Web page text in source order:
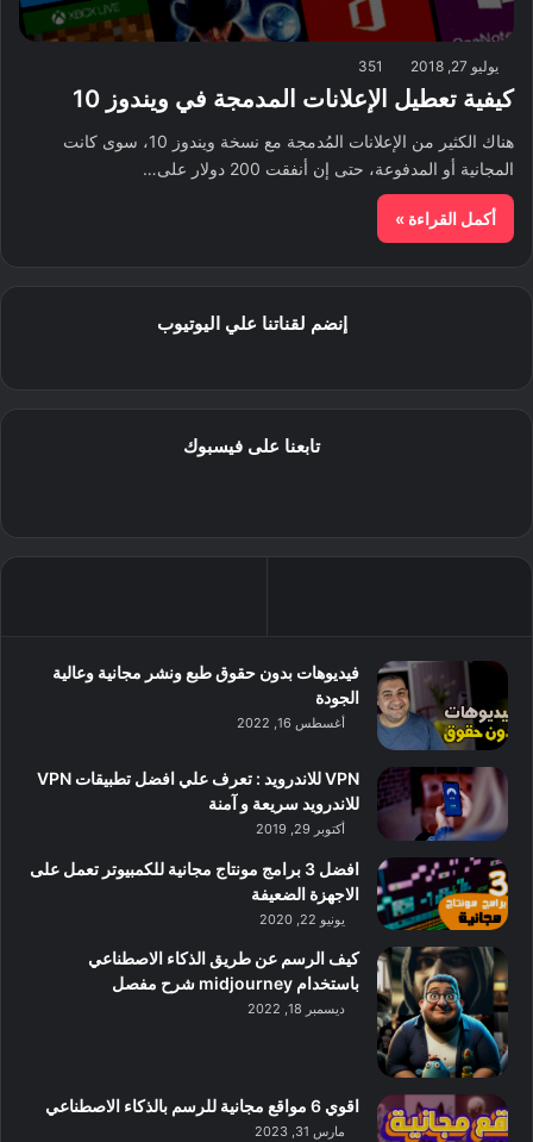
يوليو 27, 2018 351
كيفية تعطيل الإعلانات المدمجة في ويندوز 10
هناك الكثير من الإعلانات المُدمجة مع نسخة ويندوز 10، سوى كانت
المجانية أو المدفوعة، حتى إن أنفقت 200 دولار على…
أكمل القراءة »
إنضم لقناتنا علي اليوتيوب
تابعنا على فيسبوك
فيديوهات بدون حقوق طبع ونشر مجانية وعالية
الجودة
أغسطس 16, 2022
VPN للاندرويد : تعرف علي افضل تطبيقات VPN
للاندرويد سريعة و آمنة
أكتوبر 29, 2019
افضل 3 برامج مونتاج مجانية للكمبيوتر تعمل على
الاجهزة الضعيفة
يونيو 22, 2020
كيف الرسم عن طريق الذكاء الاصطناعي
باستخدام midjourney شرح مفصل
ديسمبر 18, 2022
اقوي 6 مواقع مجانية للرسم بالذكاء الاصطناعي
مارس 31, 2023